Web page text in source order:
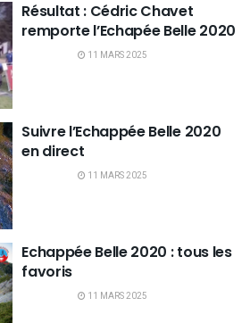
Résultat : Cédric Chavet
remporte l’Echapée Belle 2020
11 MARS 2025
Suivre l’Echappée Belle 2020
en direct
11 MARS 2025
Echappée Belle 2020 : tous les
favoris
11 MARS 2025